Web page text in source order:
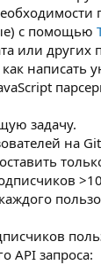
с помощью
или других
как написать
задачу.
на
API запроса: